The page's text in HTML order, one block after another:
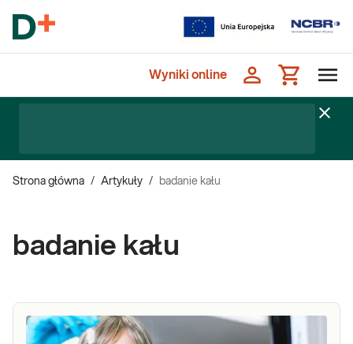
Wyniki online
Strona główna / Artykuły / badanie kału
badanie kału